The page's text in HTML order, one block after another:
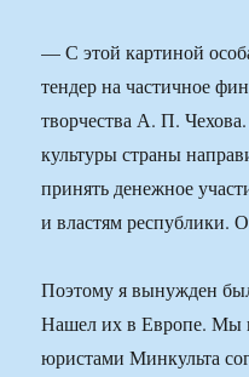
— С этой картиной
тендер на частичное
творчества А. П.
культуры страны
принять денежное
и властям республики.
Поэтому я вынужден
Нашел их в Европе. Мы
юристами Минкульта